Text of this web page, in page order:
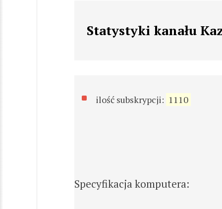
Statystyki kanału
ilość subskrypcji: 1110
Specyfikacja komputera: